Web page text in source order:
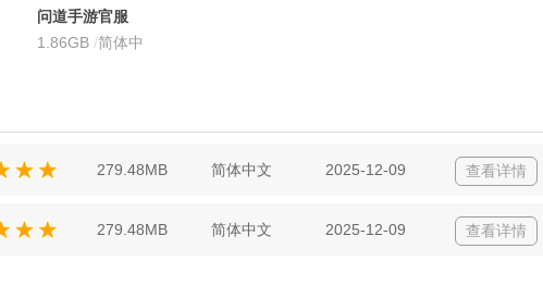
文
问道手游官服
1.86GB /简体中
查看详情
279.48MB 简体中文 2025-12-09
查看详情
279.48MB 简体中文 2025-12-09